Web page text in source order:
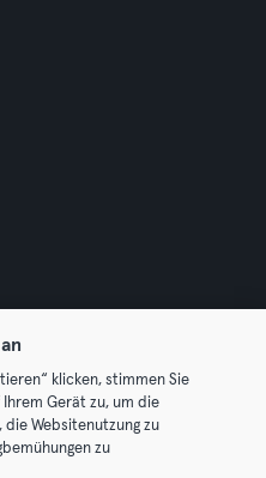
klicken, stimmen Sie
Gerät zu, um die
die Websitenutzung zu
zu